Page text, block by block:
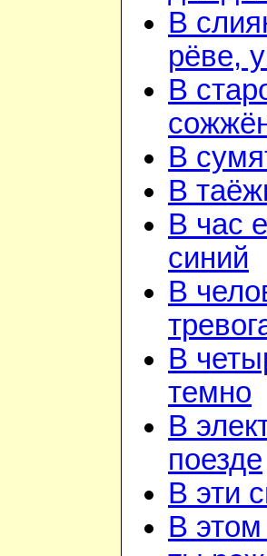
В
рёве,
В
В
В
В час
синий
В
В
темно
В
поезде
В эти
В